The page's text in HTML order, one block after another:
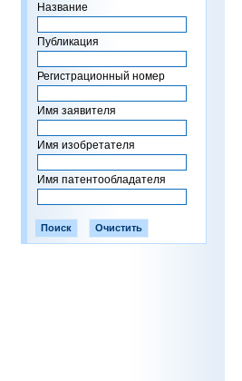
Название
Публикация
Регистрационный номер
Имя заявителя
Имя изобретателя
Имя патентообладателя